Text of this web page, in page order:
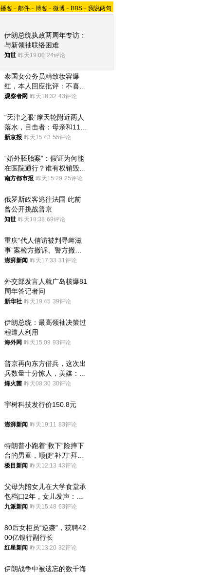
播客 - 邮件 - 博客 - 微博 - BBS - 我说两句
伊朗总统执政两周年专访：
与新领袖联络困难
知世 昨天19:00 24评论
泰国女公务员精致妆容爆
红，本人回应批评：不喜欢
就别看
观察者网 昨天18:32 43评论
“天津之眼”摩天轮附近两人
落水，目击者：母亲和11岁
儿子先后被打捞上岸
新京报 昨天15:43 55评论
“婚外胚胎案”：假证为何能
在医院通行？谁有权销毁胚
胎？
南方都市报 昨天15:29 25评论
俄罗斯政客逃往法国 此前
曾公开挑战普京
知世 昨天18:38 69评论
重庆“代人信访被判寻衅滋
事”案检方撤诉、警方撤
案，两被告人获国赔
澎湃新闻 昨天17:33 31评论
外交部发言人就广岛核爆81
周年答记者问
新华社 昨天19:45 39评论
伊朗总统：最高领袖决策过
程遭人利用
海外网 昨天15:09 93评论
普京再向东方借兵，这次出
兵数量十分惊人，美媒：俄
朝要动真格？
烽火菌 昨天08:30 30评论
宇树科技发行价150.8元
澎湃新闻 昨天19:11 83评论
特朗普小跑着“救下”险摔下
台的男童，顺便“补刀”拜
登：“我可不想他像拜登一
极目新闻 昨天12:13 43评论
父母为陪女儿在大学食堂承
包档口2年，女儿发声：初
衷是为了陪伴，毕业后将不
九派新闻 昨天15:48 63评论
80后女柜员“逆袭”，获聘42
00亿银行副行长
红星新闻 昨天13:20 32评论
伊朗战争中被遗忘的数千海